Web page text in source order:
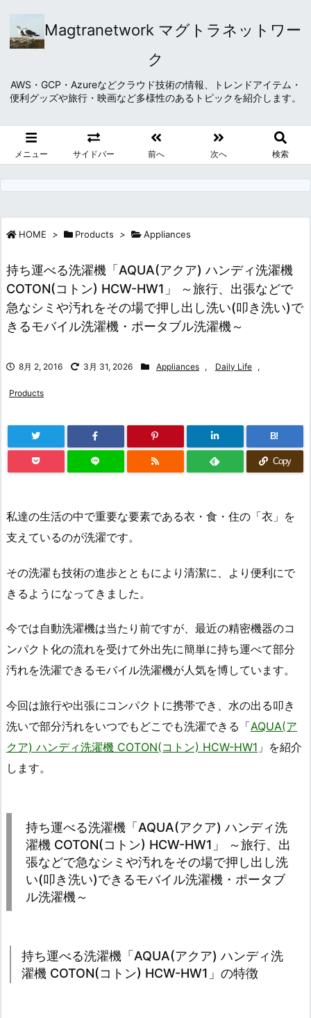
Magtranetwork マグトラネットワー
ク
AWS・GCP・Azureなどクラウド技術の情報、トレンドアイテム・
便利グッズや旅行・映画など多様性のあるトピックを紹介します。
メニュー サイドバー 前へ 次へ 検索
HOME > Products > Appliances
持ち運べる洗濯機「AQUA(アクア) ハンディ洗濯機
COTON(コトン) HCW-HW1」 ～旅行、出張などで
急なシミや汚れをその場で押し出し洗い(叩き洗い)で
きるモバイル洗濯機・ポータブル洗濯機～
8月 2, 2016 3月 31, 2026 Appliances , Daily Life ,
Products
B!
Copy
私達の生活の中で重要な要素である衣・食・住の「衣」を
支えているのが洗濯です。
その洗濯も技術の進歩とともにより清潔に、より便利にで
きるようになってきました。
今では自動洗濯機は当たり前ですが、最近の精密機器のコ
ンパクト化の流れを受けて外出先に簡単に持ち運べて部分
汚れを洗濯できるモバイル洗濯機が人気を博しています。
今回は旅行や出張にコンパクトに携帯でき、水の出る叩き
洗いで部分汚れをいつでもどこでも洗濯できる「AQUA(ア
クア) ハンディ洗濯機 COTON(コトン) HCW-HW1 」を紹介
します。
持ち運べる洗濯機「AQUA(アクア) ハンディ洗
濯機 COTON(コトン) HCW-HW1」 ～旅行、出
張などで急なシミや汚れをその場で押し出し洗
い(叩き洗い)できるモバイル洗濯機・ポータブ
ル洗濯機～
持ち運べる洗濯機「AQUA(アクア) ハンディ洗
濯機 COTON(コトン) HCW-HW1」の特徴